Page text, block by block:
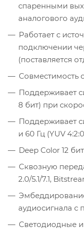
спаренными
аналогового
Работает с
подключении
(поставляется
Совместимость
Поддерживает
8 бит) при
Поддерживает
и 60 Гц (YUV
Deep Color 12
Сквозную
2.0/5.1/7.1,
аудиосигнала с
Светодиодные